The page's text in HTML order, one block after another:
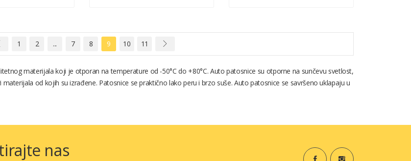
1 2 ... 7 8 9 10 11
materijala koji je otporan na temperature od -50°C do +80°C. Auto patosnice su otporne na sunčevu svetlost,
od kojih su izrađene. Patosnice se praktično lako peru i brzo suše. Auto patosnice se savršeno uklapaju u
nas